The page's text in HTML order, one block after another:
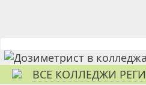
ВСЕ КОЛЛЕДЖИ